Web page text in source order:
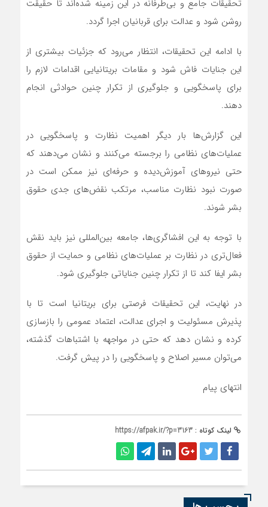
تحقیقات جامع و بی‌طرفانه در این زمینه شده‌اند تا حقیقت
روشن شود و عدالت برای قربانیان اجرا گردد.
با ادامه این تحقیقات، انتظار می‌رود که جزئیات بیشتری از
این جنایات فاش شود و مقامات بریتانیایی اقدامات لازم را
برای پاسخگویی و جلوگیری از تکرار چنین حوادثی انجام
دهند.
این گزارش‌ها بار دیگر اهمیت نظارت و پاسخگویی در
عملیات‌های نظامی را برجسته می‌کنند و نشان می‌دهند که
حتی نیروهای آموزش‌دیده و حرفه‌ای نیز ممکن است در
صورت نبود نظارت مناسب، مرتکب نقض‌های جدی حقوق
بشر شوند.
با توجه به این افشاگری‌ها، جامعه بین‌المللی نیز باید نقش
فعال‌تری در نظارت بر عملیات‌های نظامی و حمایت از حقوق
بشر ایفا کند تا از تکرار چنین جنایاتی جلوگیری شود.
در نهایت، این تحقیقات فرصتی برای بریتانیا است تا با
پذیرش مسئولیت و اجرای عدالت، اعتماد عمومی را بازسازی
کرده و نشان دهد که حتی در مواجهه با اشتباهات گذشته،
می‌توان مسیر اصلاح و پاسخگویی را در پیش گرفت.
انتهای پیام
لینک کوتاه : https://afpak.ir/?p=3163